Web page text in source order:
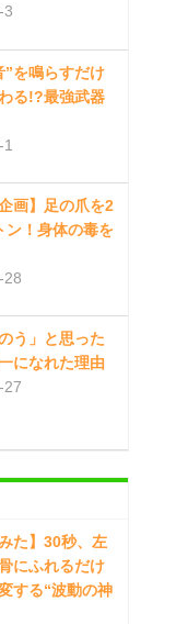
3
”を鳴らすだけ
る!?最強武器
画】足の爪を2
ン！身体の毒を
28
う」と思った
になれた理由
27
た】30秒、左
にふれるだけ
する“波動の神